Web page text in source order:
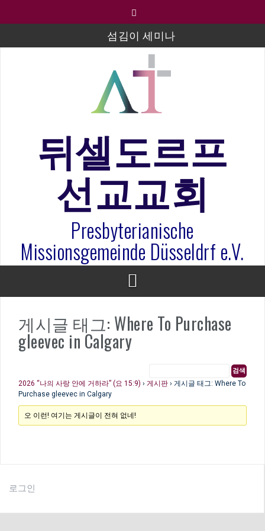
섬김이 세미나
김태희 자매 졸업연주
2023년 어린이 주일 유초등부 발표
라합3 나라 봉헌송
은퇴사-우선화 권사
20260322 주안에 가만히 머물기(요한복음 15:1-17) 손
훈목사
뒤셀도르프
선교교회
Presbyterianische
Missionsgemeinde Düsseldrf e.V.
게시글 태그: Where To Purchase
gleevec in Calgary
2026 “나의 사랑 안에 거하라” (요 15:9) › 게시판 › 게시글 태그: Where To
Purchase gleevec in Calgary
오 이런! 여기는 게시글이 전혀 없네!
로그인